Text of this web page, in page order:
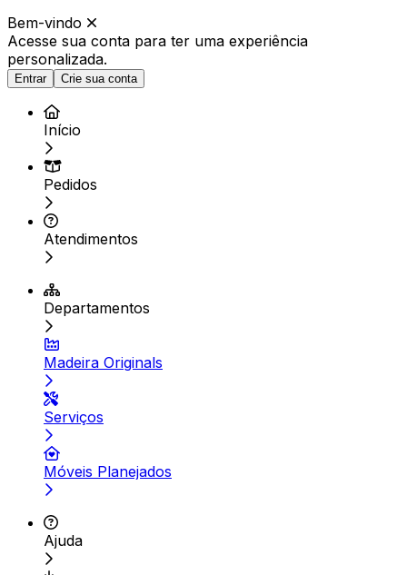
Bem-vindo
Acesse sua conta para ter uma experiência
personalizada.
Entrar Crie sua conta
Início
Pedidos
Atendimentos
Departamentos
Madeira Originals
Serviços
Móveis Planejados
Ajuda